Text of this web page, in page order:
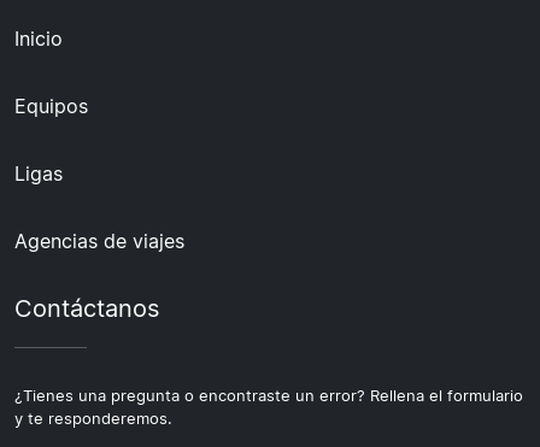
Inicio
Equipos
Ligas
Agencias de viajes
Contáctanos
¿Tienes una pregunta o encontraste un error? Rellena el formulario
y te responderemos.